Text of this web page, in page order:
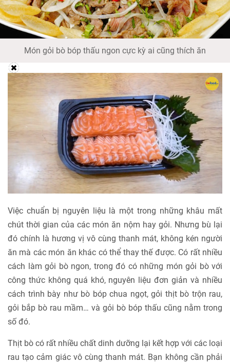
Món gỏi bò bóp thấu ngon cực kỳ ai cũng thích ăn
Việc chuẩn bị nguyên liệu là một trong những khâu mất
chút thời gian của các món ăn nộm hay gỏi. Nhưng bù lại
đó chính là hương vị vô cùng thanh mát, không kén người
ăn mà các món ăn khác có thể thay thế được. Có rất nhiều
cách làm gỏi bò ngon, trong đó có những món gỏi bò với
công thức không quá khó, nguyên liệu đơn giản và nhiều
cách trình bày như bò bóp chua ngọt, gỏi thịt bò trộn rau,
gỏi bắp bò rau mầm… và gỏi bò bóp thấu cũng nằm trong
số đó.
Thịt bò có rất nhiều chất dinh dưỡng lại kết hợp với các loại
rau tạo cảm giác vô cùng thanh mát. Bạn không cần phải